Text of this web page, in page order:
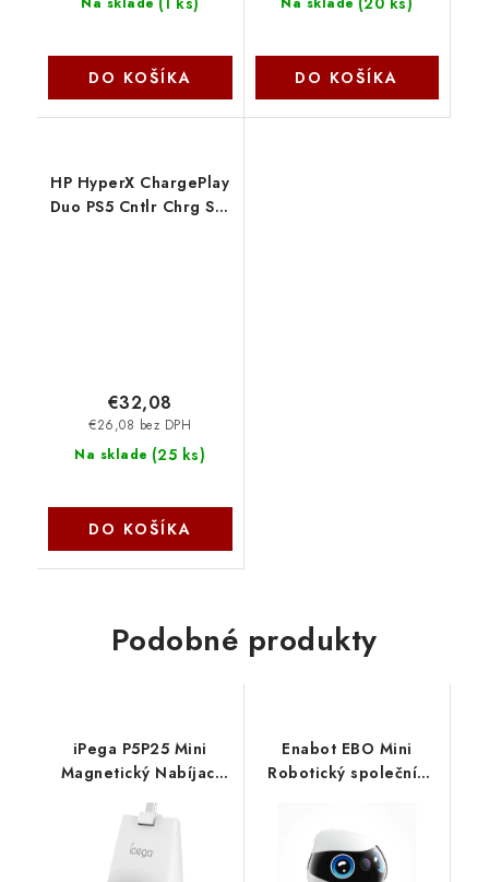
DO KOŠÍKA DO KOŠÍKA
HP HyperX ChargePlay
Duo PS5 Cntlr Chrg Stn
Na sklade (25 ks)
€26,08 bez DPH
€32,08
DO KOŠÍKA
Podobné produkty
iPega P5P25 Mini
Magnetický Nabíjací
Stojan pre Playstation
Portal Remote Player
White 6974363711887
NoName
Enabot EBO Mini
Robotický společník